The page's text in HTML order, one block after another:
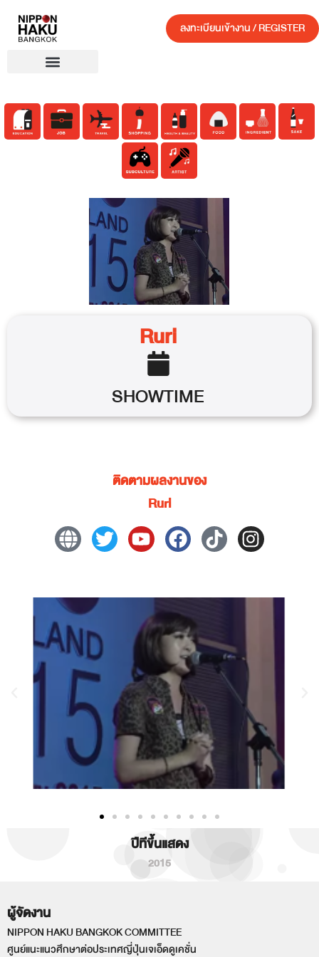
ลงทะเบียนเข้างาน / REGISTER
Ruri
SHOWTIME
ติดตามผลงานของ
Ruri
ปีทีขึ้นแสดง
2015
ผู้จัดงาน
NIPPON HAKU BANGKOK COMMITTEE
ศูนย์แนะแนวศึกษาต่อประเทศญี่ปุ่นเจเอ็ดดูเคชั่น